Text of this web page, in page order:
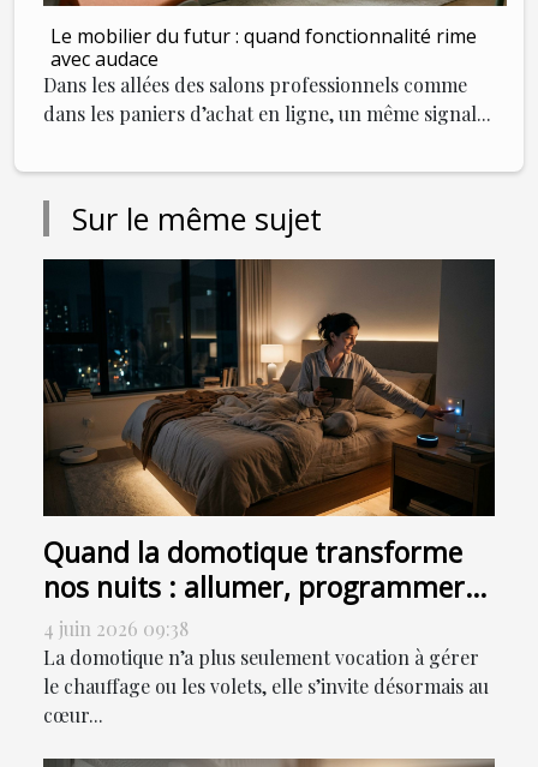
Le mobilier du futur : quand fonctionnalité rime
avec audace
Dans les allées des salons professionnels comme
dans les paniers d’achat en ligne, un même signal...
Sur le même sujet
Quand la domotique transforme
nos nuits : allumer, programmer
ou sensoriser ?
4 juin 2026 09:38
La domotique n’a plus seulement vocation à gérer
le chauffage ou les volets, elle s’invite désormais au
cœur...